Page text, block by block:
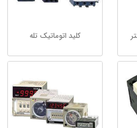
کلید اتوماتیک تله